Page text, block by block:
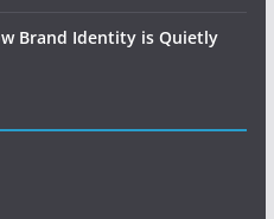
Brand Identity is Quietly